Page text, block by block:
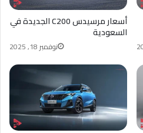
أسعار مرسيدس C200 الجديدة في
السعودية
نوفمبر 18, 2025